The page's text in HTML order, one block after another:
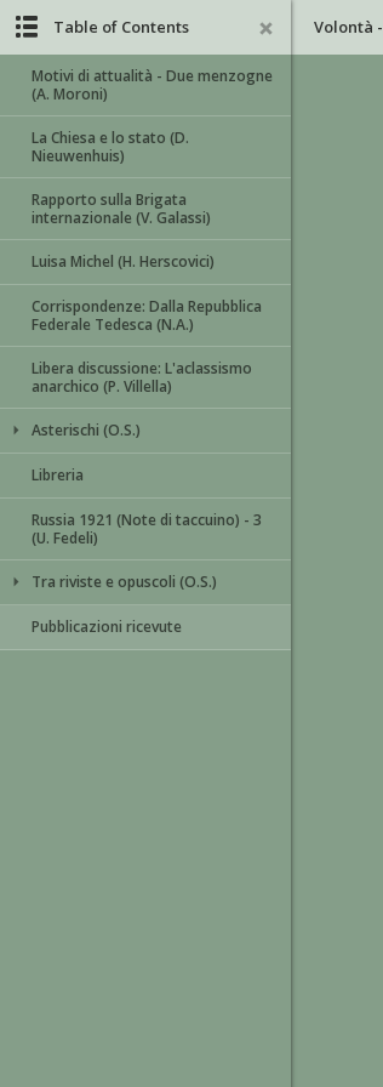
Volontà
Table of Contents
Motivi di attualità - Due menzogne
(A. Moroni)
La Chiesa e lo stato (D.
Nieuwenhuis)
Rapporto sulla Brigata
internazionale (V. Galassi)
Luisa Michel (H. Herscovici)
Corrispondenze: Dalla Repubblica
Federale Tedesca (N.A.)
Libera discussione: L'aclassismo
anarchico (P. Villella)
Asterischi (O.S.)
Libreria
Russia 1921 (Note di taccuino) - 3
(U. Fedeli)
Tra riviste e opuscoli (O.S.)
Pubblicazioni ricevute